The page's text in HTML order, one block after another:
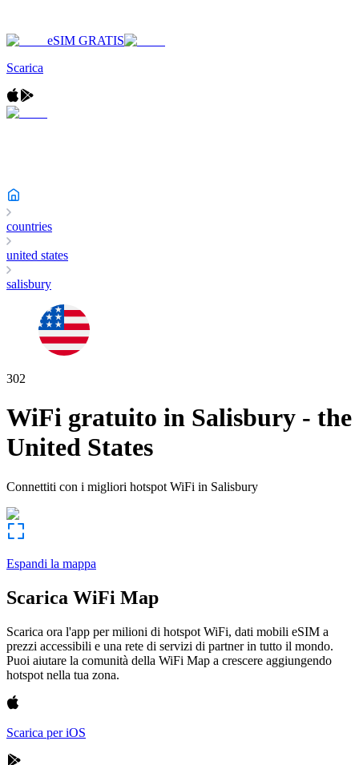
eSIM GRATIS
Scarica
countries
united states
salisbury
302
WiFi gratuito in Salisbury - the
United States
Connettiti con i migliori hotspot WiFi in Salisbury
Espandi la mappa
Scarica WiFi Map
Scarica ora l'app per milioni di hotspot WiFi, dati mobili eSIM a
prezzi accessibili e una rete di servizi di partner in tutto il mondo.
Puoi aiutare la comunità della WiFi Map a crescere aggiungendo
hotspot nella tua zona.
Scarica per iOS